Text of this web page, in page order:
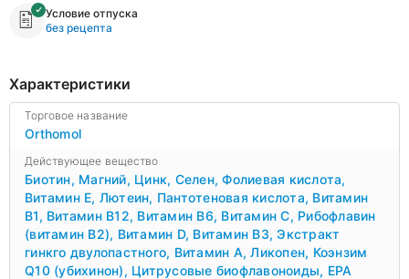
Условие отпуска
без рецепта
Характеристики
Торговое название
Orthomol
Действующее вещество
Биотин, Магний, Цинк, Селен,Фолиевая кислота,
Витамин Е, Лютеин, Пантотеновая кислота, Витамин
B1, Витамин B12, Витамин B6, Витамин С, Рибофлавин
(витамин В2), Витамин D, Витамин В3, Экстракт
гинкго двулопастного, Витамин А,Ликопен, Коэнзим
Q10 (убихинон), Цитрусовые биофлавоноиды, EPA